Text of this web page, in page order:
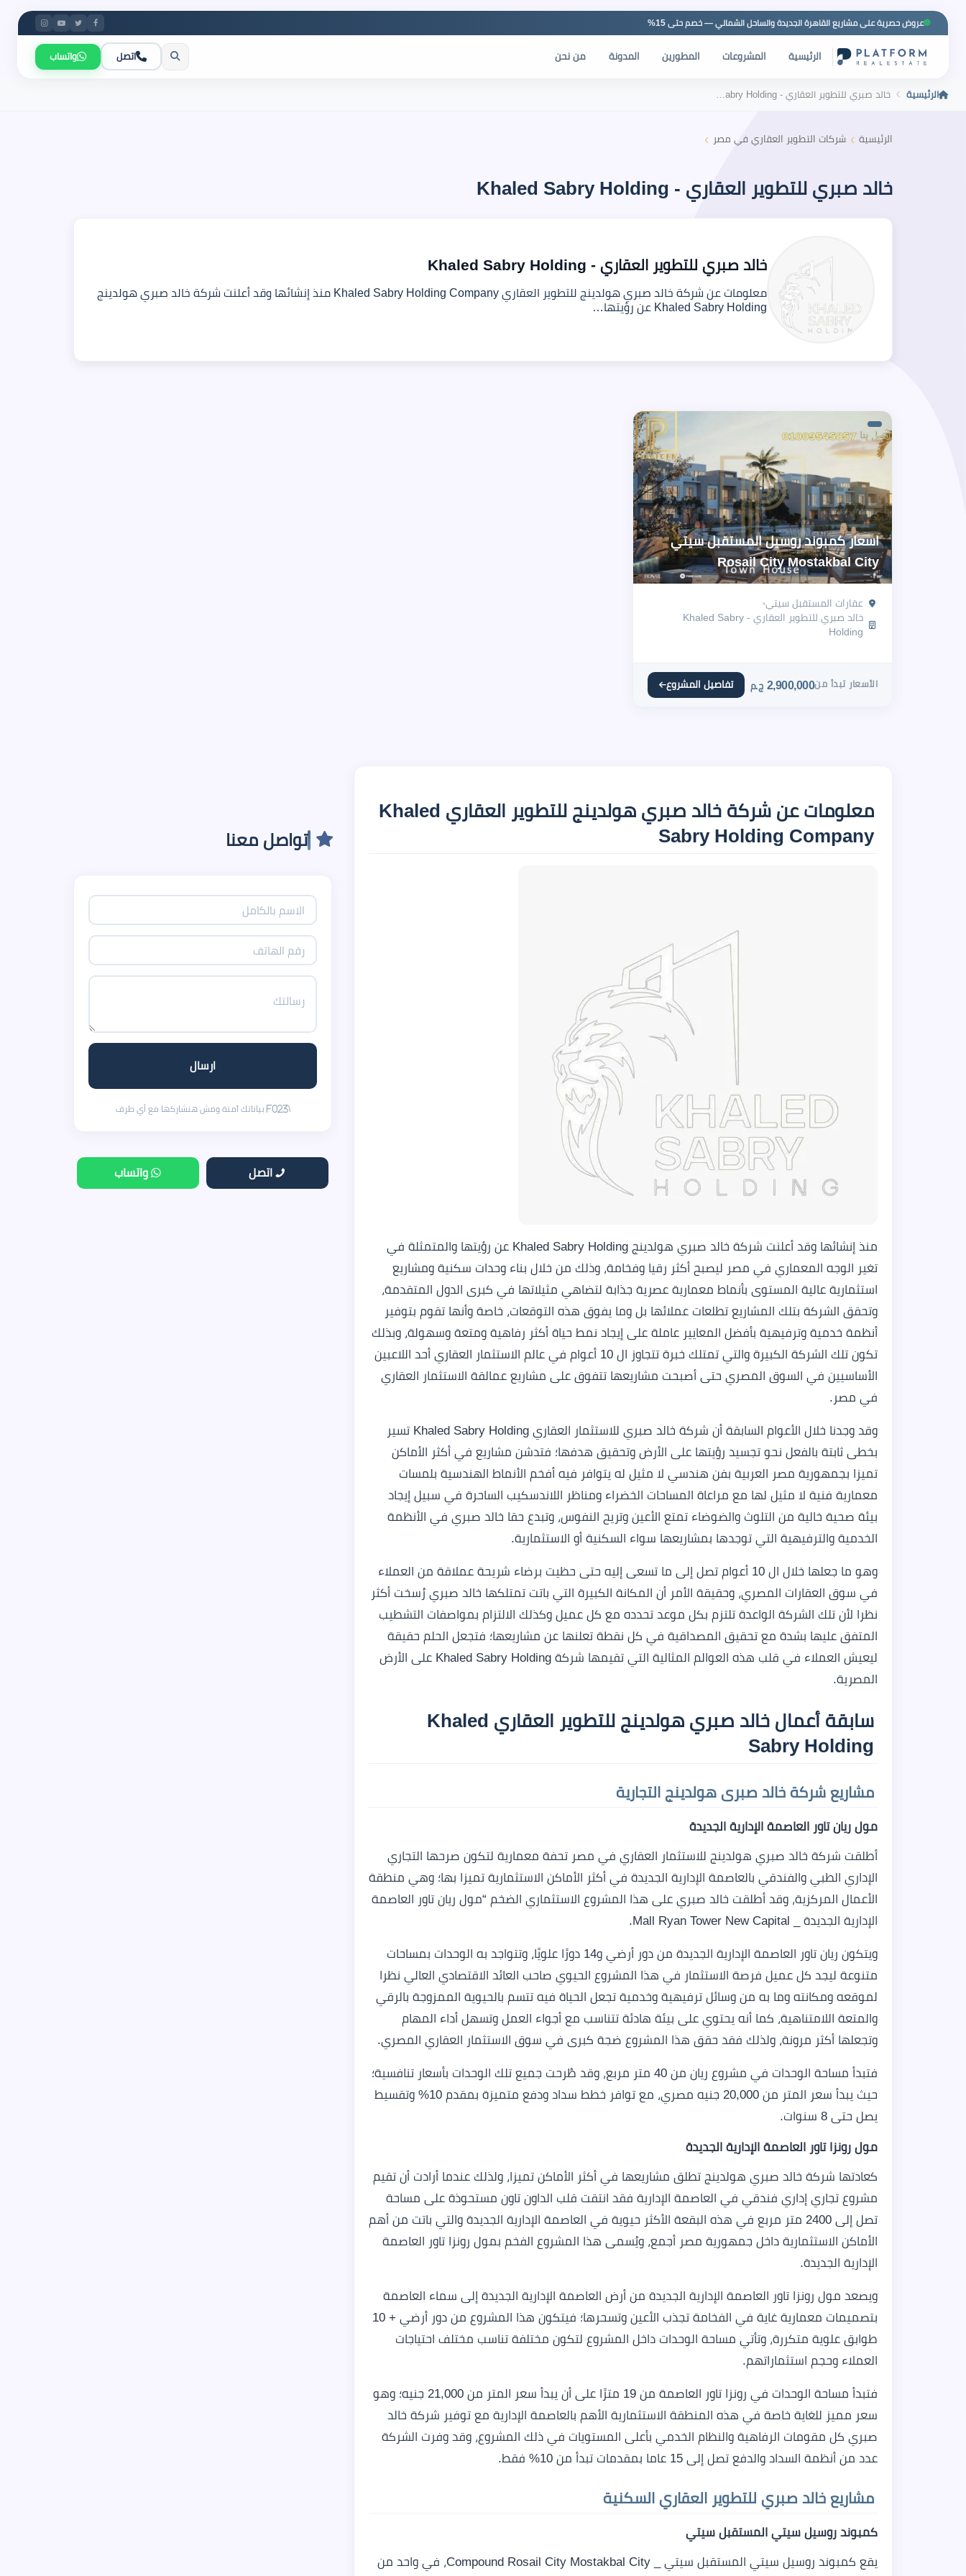
عروض حصرية على مشاريع القاهرة الجديدة والساحل الشمالي — خصم حتى 15%
الرئيسية المشروعات المطورين المدونة من نحن اتصل واتساب
الرئيسية خالد صبري للتطوير العقاري - Khaled Sabry Holding
الرئيسية › شركات التطوير العقاري في مصر ›
خالد صبري للتطوير العقاري - Khaled Sabry Holding
خالد صبري للتطوير العقاري - Khaled Sabry Holding
معلومات عن شركة خالد صبري هولدينج للتطوير العقاري Khaled Sabry Holding Company منذ إنشائها وقد أعلنت شركة خالد صبري هولدينج
Khaled Sabry Holding عن رؤيتها…
اسعار كمبوند روسيل المستقبل سيتي
Rosail City Mostakbal City
عقارات المستقبل سيتي
خالد صبري للتطوير العقاري - Khaled Sabry
Holding
الأسعار تبدأ من2,900,000 ج.م تفاصيل المشروع
معلومات عن شركة خالد صبري هولدينج للتطوير العقاري Khaled
Sabry Holding Company
منذ إنشائها وقد أعلنت شركة خالد صبري هولدينج Khaled Sabry Holding عن رؤيتها والمتمثلة في
تغير الوجه المعماري في مصر ليصبح أكثر رقيا وفخامة، وذلك من خلال بناء وحدات سكنية ومشاريع
استثمارية عالية المستوى بأنماط معمارية عصرية جذابة لتضاهي مثيلاتها في كبرى الدول المتقدمة،
وتحقق الشركة بتلك المشاريع تطلعات عملائها بل وما يفوق هذه التوقعات، خاصة وأنها تقوم بتوفير
أنظمة خدمية وترفيهية بأفضل المعايير عاملة على إيجاد نمط حياة أكثر رفاهية ومتعة وسهولة، وبذلك
تكون تلك الشركة الكبيرة والتي تمتلك خبرة تتجاوز ال 10 أعوام في عالم الاستثمار العقاري أحد اللاعبين
الأساسيين في السوق المصري حتى أصبحت مشاريعها تتفوق على مشاريع عمالقة الاستثمار العقاري
في مصر.
وقد وجدنا خلال الأعوام السابقة أن شركة خالد صبري للاستثمار العقاري Khaled Sabry Holding تسير
بخطى ثابتة بالفعل نحو تجسيد رؤيتها على الأرض وتحقيق هدفها؛ فتدشن مشاريع في أكثر الأماكن
تميزا بجمهورية مصر العربية بفن هندسي لا مثيل له يتوافر فيه أفخم الأنماط الهندسية بلمسات
معمارية فنية لا مثيل لها مع مراعاة المساحات الخضراء ومناظر اللاندسكيب الساحرة في سبيل إيجاد
بيئة صحية خالية من التلوث والضوضاء تمتع الأعين وتريح النفوس، وتبدع حقا خالد صبري في الأنظمة
الخدمية والترفيهية التي توجدها بمشاريعها سواء السكنية أو الاستثمارية.
وهو ما جعلها خلال ال 10 أعوام تصل إلى ما تسعى إليه حتى حظيت برضاء شريحة عملاقة من العملاء
في سوق العقارات المصري، وحقيقة الأمر أن المكانة الكبيرة التي باتت تمتلكها خالد صبري رُسخت أكثر
نظرا لأن تلك الشركة الواعدة تلتزم بكل موعد تحدده مع كل عميل وكذلك الالتزام بمواصفات التشطيب
المتفق عليها بشدة مع تحقيق المصداقية في كل نقطة تعلنها عن مشاريعها؛ فتجعل الحلم حقيقة
ليعيش العملاء في قلب هذه العوالم المثالية التي تقيمها شركة Khaled Sabry Holding على الأرض
المصرية.
سابقة أعمال خالد صبري هولدينج للتطوير العقاري Khaled
Sabry Holding
مشاريع شركة خالد صبرى هولدينج التجارية
مول ريان تاور العاصمة الإدارية الجديدة
أطلقت شركة خالد صبري هولدينج للاستثمار العقاري في مصر تحفة معمارية لتكون صرحها التجاري
الإداري الطبي والفندقي بالعاصمة الإدارية الجديدة في أكثر الأماكن الاستثمارية تميزا بها؛ وهي منطقة
الأعمال المركزية، وقد أطلقت خالد صبري على هذا المشروع الاستثماري الضخم “مول ريان تاور العاصمة
الإدارية الجديدة _ Mall Ryan Tower New Capital.
ويتكون ريان تاور العاصمة الإدارية الجديدة من دور أرضي و14 دورًا علويًا، وتتواجد به الوحدات بمساحات
متنوعة ليجد كل عميل فرصة الاستثمار في هذا المشروع الحيوي صاحب العائد الاقتصادي العالي نظرا
لموقعه ومكانته وما به من وسائل ترفيهية وخدمية تجعل الحياة فيه تتسم بالحيوية الممزوجة بالرقي
والمتعة اللامتناهية، كما أنه يحتوي على بيئة هادئة تتناسب مع أجواء العمل وتسهل أداء المهام
وتجعلها أكثر مرونة، ولذلك فقد حقق هذا المشروع ضجة كبرى في سوق الاستثمار العقاري المصري.
فتبدأ مساحة الوحدات في مشروع ريان من 40 متر مربع، وقد طُرحت جميع تلك الوحدات بأسعار تنافسية؛
حيث يبدأ سعر المتر من 20,000 جنيه مصري، مع توافر خطط سداد ودفع متميزة بمقدم 10% وتقسيط
يصل حتى 8 سنوات.
مول رونزا تاور العاصمة الإدارية الجديدة
كعادتها شركة خالد صبري هولدينج تطلق مشاريعها في أكثر الأماكن تميزا، ولذلك عندما أرادت أن تقيم
مشروع تجاري إداري فندقي في العاصمة الإدارية فقد انتقت قلب الداون تاون مستحوذة على مساحة
تصل إلى 2400 متر مربع في هذه البقعة الأكثر حيوية في العاصمة الإدارية الجديدة والتي باتت من أهم
الأماكن الاستثمارية داخل جمهورية مصر أجمع، ويُسمى هذا المشروع الفخم بمول رونزا تاور العاصمة
الإدارية الجديدة.
ويصعد مول رونزا تاور العاصمة الإدارية الجديدة من أرض العاصمة الإدارية الجديدة إلى سماء العاصمة
بتصميمات معمارية غاية في الفخامة تجذب الأعين وتسحرها؛ فيتكون هذا المشروع من دور أرضي + 10
طوابق علوية متكررة، وتأتي مساحة الوحدات داخل المشروع لتكون مختلفة تناسب مختلف احتياجات
العملاء وحجم استثماراتهم.
فتبدأ مساحة الوحدات في رونزا تاور العاصمة من 19 مترًا على أن يبدأ سعر المتر من 21,000 جنيه؛ وهو
سعر مميز للغاية خاصة في هذه المنطقة الاستثمارية الأهم بالعاصمة الإدارية مع توفير شركة خالد
صبري كل مقومات الرفاهية والنظام الخدمي بأعلى المستويات في ذلك المشروع، وقد وفرت الشركة
عدد من أنظمة السداد والدفع تصل إلى 15 عاما بمقدمات تبدأ من 10% فقط.
مشاريع خالد صبري للتطوير العقاري السكنية
كمبوند روسيل سيتي المستقبل سيتي
يقع كمبوند روسيل سيتي المستقبل سيتي _ Compound Rosail City Mostakbal City، في واحد من
تواصل معنا
اتصل واتساب